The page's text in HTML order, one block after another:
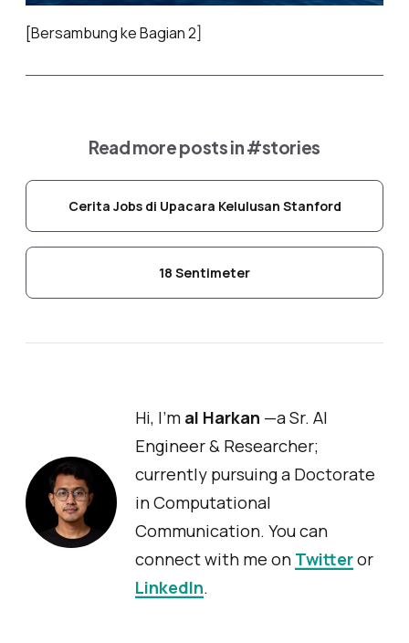
[Bersambung ke Bagian 2]
Read more posts in#stories
Cerita Jobs di Upacara Kelulusan Stanford
18 Sentimeter
Hi, I'm al Harkan —a Sr. AI
Engineer & Researcher;
currently pursuing a Doctorate
in Computational
Communication. You can
connect with me on Twitteror
LinkedIn.